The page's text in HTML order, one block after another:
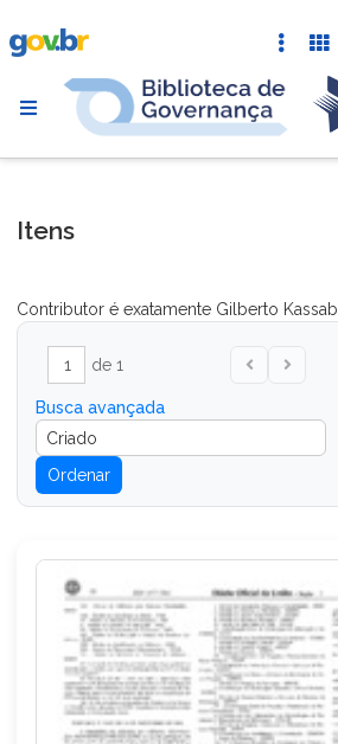
Itens
Contributor é exatamente Gilberto Kassab
de 1
Busca avançada
Ordenar